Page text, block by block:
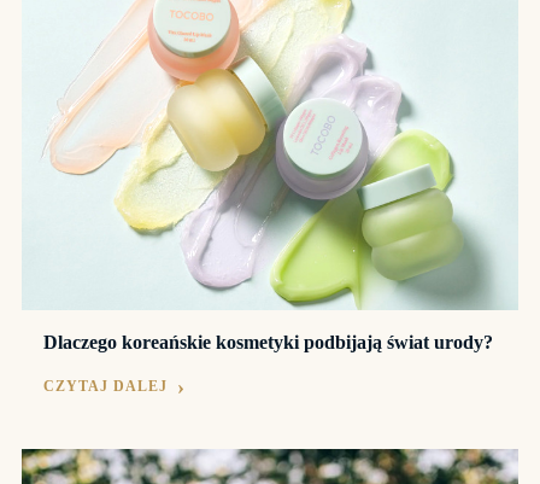
Dlaczego koreańskie kosmetyki podbijają świat urody?
CZYTAJ DALEJ